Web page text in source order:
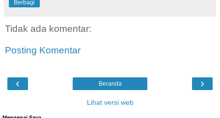
Berbagi
Tidak ada komentar:
Posting Komentar
‹ ›
Beranda
Lihat versi web